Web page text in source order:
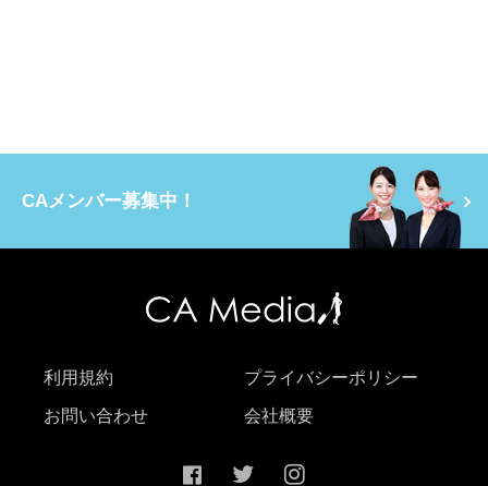
CAメンバー募集中！
利用規約 プライバシーポリシー
お問い合わせ 会社概要